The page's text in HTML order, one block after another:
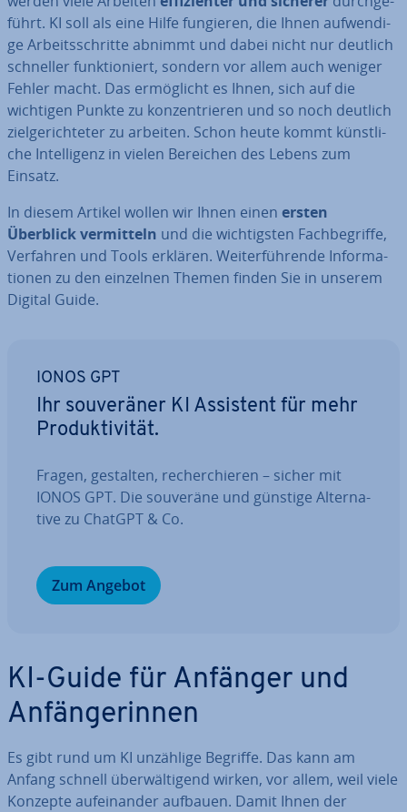
führt. KI soll als eine Hilfe fungieren, die Ihnen auf­wen­di­
ge Ar­beits­schrit­te abnimmt und dabei nicht nur deutlich
schneller funk­tio­niert, sondern vor allem auch weniger
Fehler macht. Das er­mög­licht es Ihnen, sich auf die
wichtigen Punkte zu kon­zen­trie­ren und so noch deutlich
ziel­ge­rich­te­ter zu arbeiten. Schon heute kommt künst­li­
che In­tel­li­genz in vielen Bereichen des Lebens zum
Einsatz.
In diesem Artikel wollen wir Ihnen einen ersten
Überblick ver­mit­teln und die wich­tigs­ten Fach­be­grif­fe,
Verfahren und Tools erklären. Wei­ter­füh­ren­de In­for­ma­
tio­nen zu den einzelnen Themen finden Sie in unserem
Digital Guide.
IONOS GPT
Ihr sou­ve­rä­ner KI Assistent für mehr
Pro­duk­ti­vi­tät.
Fragen, gestalten, re­cher­chie­ren – sicher mit
IONOS GPT. Die souveräne und günstige Al­ter­na­
ti­ve zu ChatGPT & Co.
Zum Angebot
KI-Guide für Anfänger und
An­fän­ge­rin­nen
Es gibt rund um KI unzählige Begriffe. Das kann am
Anfang schnell über­wäl­ti­gend wirken, vor allem, weil viele
Konzepte auf­ein­an­der aufbauen. Damit Ihnen der